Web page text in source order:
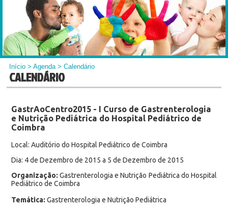
Início >Agenda> Calendário
CALENDÁRIO
GastrAoCentro2015 - I Curso de Gastrenterologia
e Nutrição Pediátrica do Hospital Pediátrico de
Coimbra
Local: Auditório do Hospital Pediátrico de Coimbra
Dia: 4 de Dezembro de 2015 a 5 de Dezembro de 2015
Organização: Gastrenterologia e Nutrição Pediátrica do Hospital
Pediátrico de Coimbra
Temática: Gastrenterologia e Nutrição Pediátrica